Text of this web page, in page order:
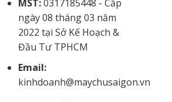
MST:0317185448 - Cấp
ngày 08 tháng 03 năm
2022 tại Sở Kế Hoạch &
Đầu Tư TPHCM
Email:
kinhdoanh@maychusaigon.vn